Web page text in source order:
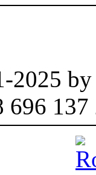
2025
696 137